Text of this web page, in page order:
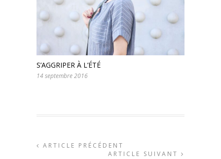
S’AGGRIPER À L’ÉTÉ
14 septembre 2016
ARTICLE PRÉCÉDENT
ARTICLE SUIVANT